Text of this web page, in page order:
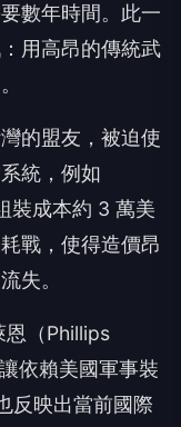
數年時間。此一
用高昂的傳統武
的盟友，被迫使
統，例如
裝成本約 3 萬美
戰，使得造價昂
失。
恩（Phillips
依賴美國軍事裝
反映出當前國際